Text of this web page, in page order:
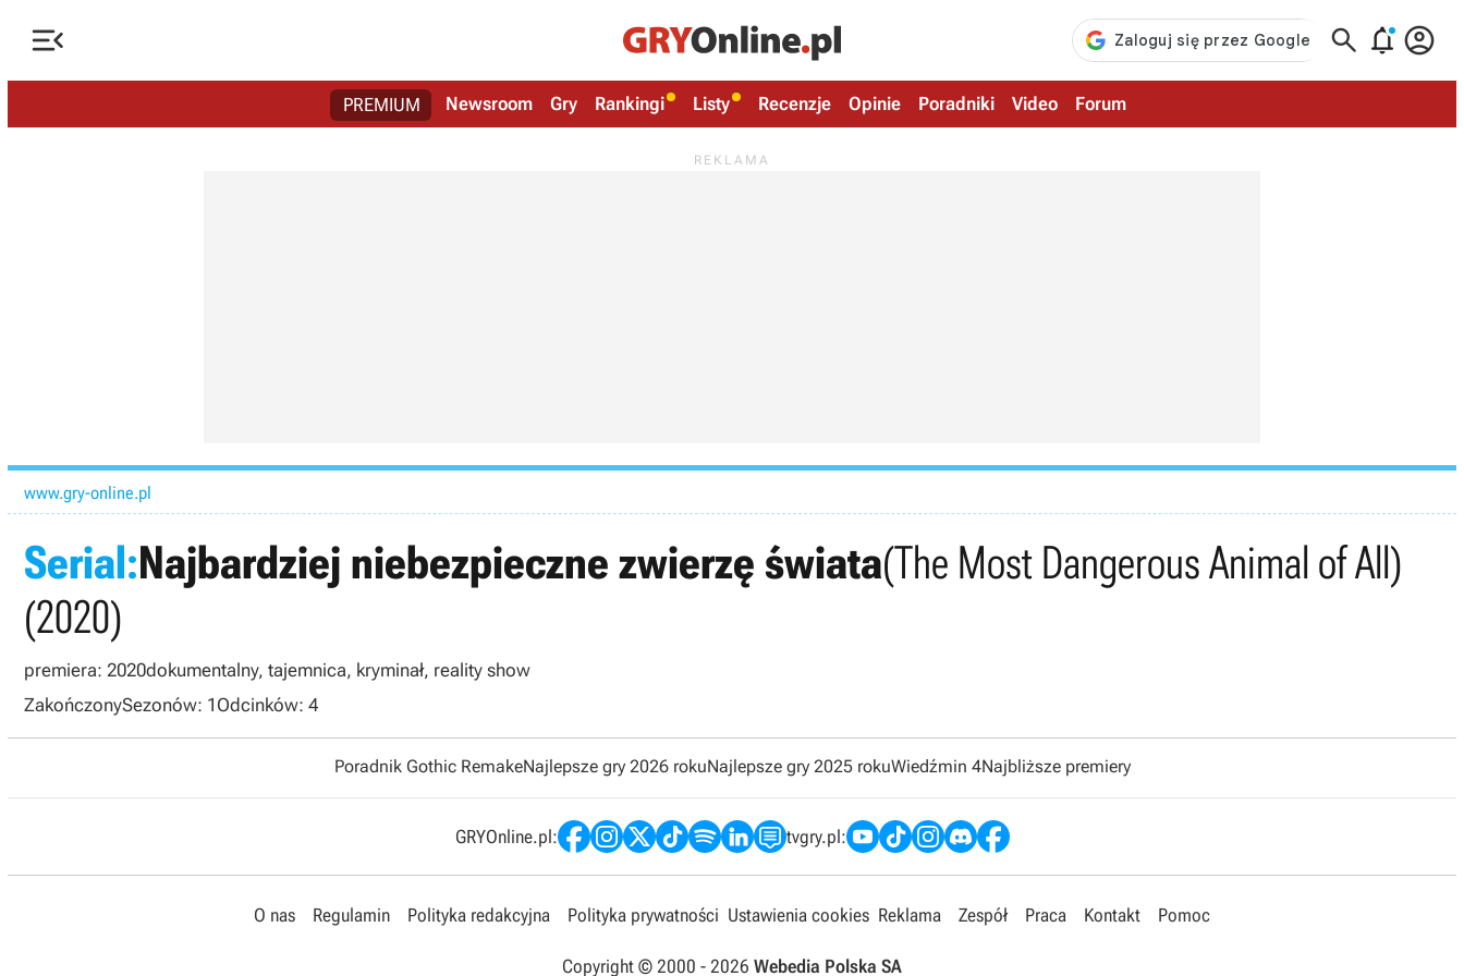
   
PREMIUM Newsroom Gry Rankingi Listy Recenzje Opinie Poradniki Video Forum
www.gry-online.pl
Serial:Najbardziej niebezpieczne zwierzę świata(The Most Dangerous Animal of All)
(2020)
premiera: 2020dokumentalny, tajemnica, kryminał, reality show
ZakończonySezonów: 1 Odcinków: 4
Poradnik Gothic RemakeNajlepsze gry 2026 rokuNajlepsze gry 2025 rokuWiedźmin 4Najbliższe premiery
GRYOnline.pl: tvgry.pl:
O nas Regulamin Polityka redakcyjna Polityka prywatności Ustawienia cookies Reklama Zespół Praca Kontakt Pomoc
Copyright © 2000 - 2026 Webedia Polska SA